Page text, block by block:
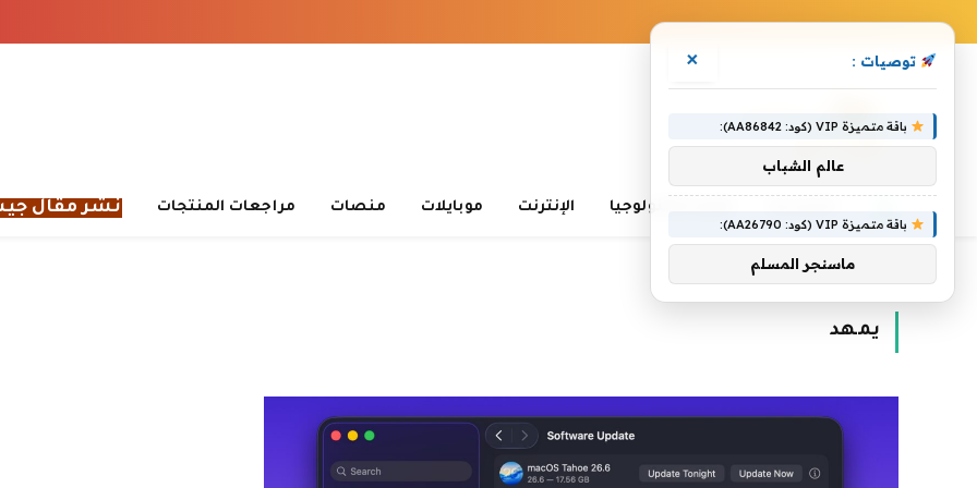
تعلم التكنولوجيا الإنترنت موبايلات منصات مراجعات المنتجات نشر مقال
الرئيسية»يمهد
يمهد
توصيات : ×
باقة متميزة VIP (كود: AA86842):
عالم الشباب
باقة متميزة VIP (كود: AA26790):
ماسنجر المسلم